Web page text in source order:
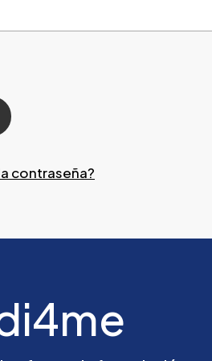
contraseña?